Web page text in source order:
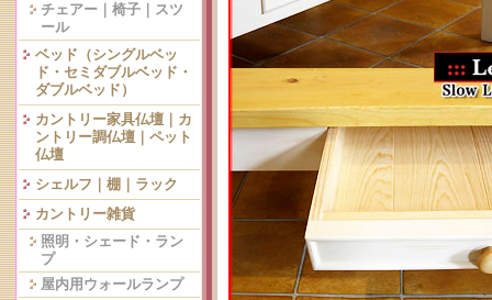
チェアー｜椅子｜スツ
ール
ベッド（シングルベッ
ド・セミダブルベッド・
ダブルベッド）
カントリー家具仏壇｜カ
ントリー調仏壇｜ペット
仏壇
シェルフ｜棚｜ラック
カントリー雑貨
照明・シェード・ラン
プ
屋内用ウォールランプ